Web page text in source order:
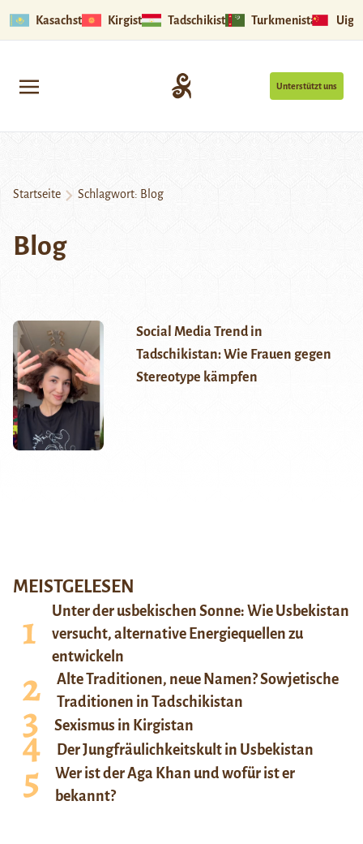
Kasachstan Kirgistan Tadschikistan Turkmenistan
Unterstützt uns
Startseite Schlagwort: Blog
Blog
Social Media Trend in
Tadschikistan: Wie Frauen gegen
Stereotype kämpfen
MEISTGELESEN
Unter der usbekischen Sonne: Wie Usbekistan
versucht, alternative Energiequellen zu
entwickeln
Alte Traditionen, neue Namen? Sowjetische
Traditionen in Tadschikistan
Sexismus in Kirgistan
Der Jungfräulichkeitskult in Usbekistan
Wer ist der Aga Khan und wofür ist er
bekannt?